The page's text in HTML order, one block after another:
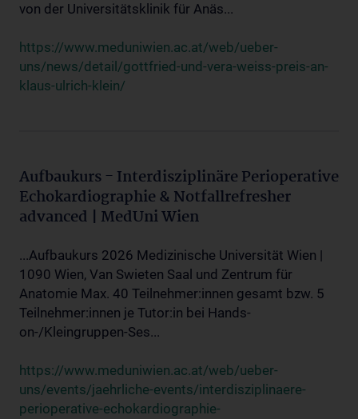
von der Universitätsklinik für Anäs...
https://www.meduniwien.ac.at/web/ueber-
uns/news/detail/gottfried-und-vera-weiss-preis-an-
klaus-ulrich-klein/
Aufbaukurs - Interdisziplinäre Perioperative
Echokardiographie & Notfallrefresher
advanced | MedUni Wien
...Aufbaukurs 2026 Medizinische Universität Wien |
1090 Wien, Van Swieten Saal und Zentrum für
Anatomie Max. 40 Teilnehmer:innen gesamt bzw. 5
Teilnehmer:innen je Tutor:in bei Hands-
on-/Kleingruppen-Ses...
https://www.meduniwien.ac.at/web/ueber-
uns/events/jaehrliche-events/interdisziplinaere-
perioperative-echokardiographie-